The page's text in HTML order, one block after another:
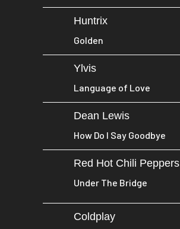
Huntrix
Golden
Ylvis
Language of Love
Dean Lewis
How Do I Say Goodbye
Red Hot Chili Peppers
Under The Bridge
Coldplay